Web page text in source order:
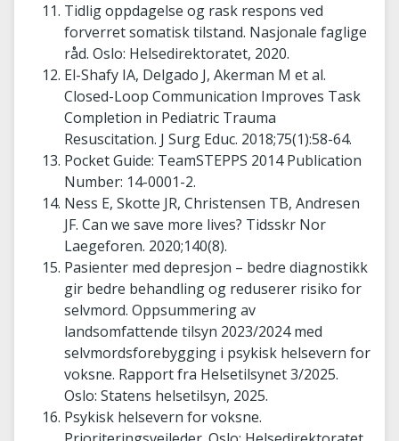
Tidlig oppdagelse og rask respons ved
forverret somatisk tilstand. Nasjonale faglige
råd. Oslo: Helsedirektoratet, 2020.
El-Shafy IA, Delgado J, Akerman M et al.
Closed-Loop Communication Improves Task
Completion in Pediatric Trauma
Resuscitation. J Surg Educ. 2018;75(1):58-64.
Pocket Guide: TeamSTEPPS 2014 Publication
Number: 14-0001-2.
Ness E, Skotte JR, Christensen TB, Andresen
JF. Can we save more lives? Tidsskr Nor
Laegeforen. 2020;140(8).
Pasienter med depresjon – bedre diagnostikk
gir bedre behandling og reduserer risiko for
selvmord. Oppsummering av
landsomfattende tilsyn 2023/2024 med
selvmordsforebygging i psykisk helsevern for
voksne. Rapport fra Helsetilsynet 3/2025.
Oslo: Statens helsetilsyn, 2025.
Psykisk helsevern for voksne.